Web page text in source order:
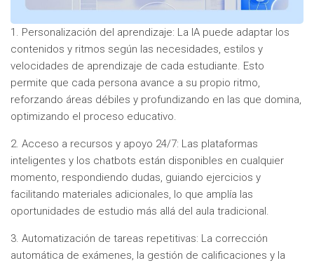
1. Personalización del aprendizaje: La IA puede adaptar los
contenidos y ritmos según las necesidades, estilos y
velocidades de aprendizaje de cada estudiante. Esto
permite que cada persona avance a su propio ritmo,
reforzando áreas débiles y profundizando en las que domina,
optimizando el proceso educativo.
2. Acceso a recursos y apoyo 24/7: Las plataformas
inteligentes y los chatbots están disponibles en cualquier
momento, respondiendo dudas, guiando ejercicios y
facilitando materiales adicionales, lo que amplía las
oportunidades de estudio más allá del aula tradicional.
3. Automatización de tareas repetitivas: La corrección
automática de exámenes, la gestión de calificaciones y la